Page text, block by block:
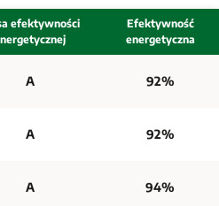
efektywności
Efektywność
energetyczna
A 92%
A 92%
A 94%